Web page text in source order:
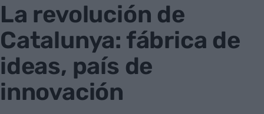
La revolución de
Catalunya: fábrica de
ideas, país de
innovación